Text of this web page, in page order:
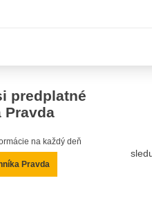
predplatné
Pravda
na každý deň
Pravda